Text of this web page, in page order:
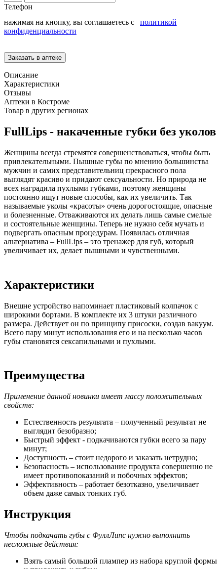
Телефон
нажимая на кнопку, вы соглашаетесь с политикой
конфиденциальности
Описание
Характеристики
Отзывы
Аптеки в Костроме
Товар в других регионах
FullLips - накаченные губки без уколов
Женщины всегда стремятся совершенствоваться, чтобы быть
привлекательными. Пышные губы по мнению большинства
мужчин и самих представительниц прекрасного пола
выглядят красиво и придают сексуальности. Но природа не
всех наградила пухлыми губками, поэтому женщины
постоянно ищут новые способы, как их увеличить. Так
называемые уколы «красоты» очень дорогостоящие, опасные
и болезненные. Отваживаются их делать лишь самые смелые
и состоятельные женщины. Теперь не нужно себя мучать и
подвергать опасным процедурам. Появилась отличная
альтернатива – FullLips – это тренажер для губ, который
увеличивает их, делает пышными и чувственными.
Характеристики
Внешне устройство напоминает пластиковый колпачок с
широкими бортами. В комплекте их 3 штуки различного
размера. Действует он по принципу присоски, создав вакуум.
Всего пару минут использования его и на несколько часов
губы становятся сексапильными и пухлыми.
Преимущества
Применение данной новинки имеет массу положительных
свойств:
Естественность результата – полученный результат не
выглядит безобразно;
Быстрый эффект - подкачиваются губки всего за пару
минут;
Доступность – стоит недорого и заказать нетрудно;
Безопасность – использование продукта совершенно не
имеет противопоказаний и побочных эффектов;
Эффективность – работает безотказно, увеличивает
объем даже самых тонких губ.
Инструкция
Чтобы подкачать губы с ФуллЛипс нужно выполнить
несложные действия:
Взять самый большой плампер из набора круглой формы